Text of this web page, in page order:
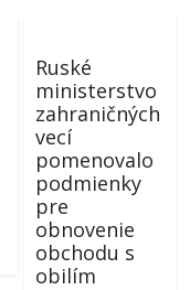
Ruské
ministerstvo
zahraničných
vecí
pomenovalo
podmienky
pre
obnovenie
obchodu s
obilím